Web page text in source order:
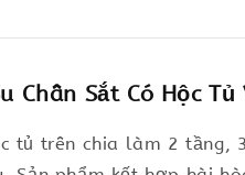
Chân Sắt Có Hộc
tủ trên chia làm 2